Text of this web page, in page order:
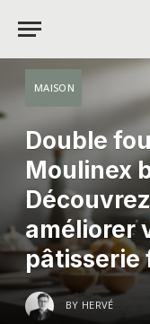
MAISON
Double
Moulinex
améliorer
pâtisserie
BY HERVÉ